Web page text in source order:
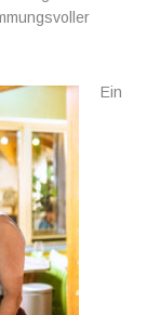
Ein